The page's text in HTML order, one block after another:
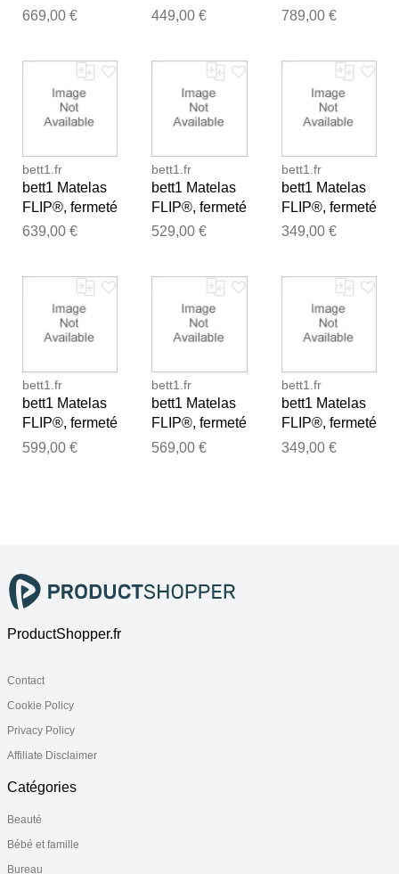
moyenne (H3),
669,00 €
moyenne (H3),
449,00 €
moyenne (H3),
789,00 €
bett1.fr
bett1 Matelas
FLIP®, fermeté
moyenne (H3),
639,00 €
bett1.fr
bett1 Matelas
FLIP®, fermeté
moyenne (H3),
529,00 €
bett1.fr
bett1 Matelas
FLIP®, fermeté
moyenne (H3),
349,00 €
bett1.fr
bett1 Matelas
FLIP®, fermeté
moyenne (H3),
599,00 €
bett1.fr
bett1 Matelas
FLIP®, fermeté
moyenne (H3),
569,00 €
bett1.fr
bett1 Matelas
FLIP®, fermeté
moyenne (H3),
349,00 €
ProductShopper.fr
Contact
Cookie Policy
Privacy Policy
Affiliate Disclaimer
Catégories
Beauté
Bébé et famille
Bureau